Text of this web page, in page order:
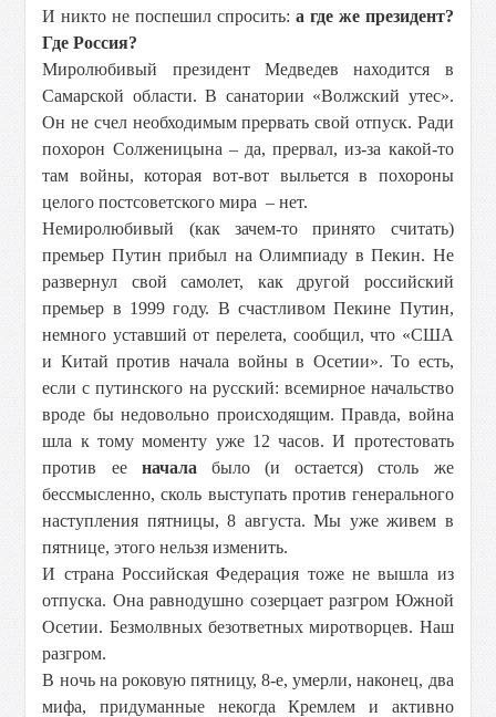
И никто не поспешил спросить: а где же президент?
Где Россия?
Миролюбивый президент Медведев находится в
Самарской области. В санатории «Волжский утес».
Он не счел необходимым прервать свой отпуск. Ради
похорон Солженицына – да, прервал, из-за какой-то
там войны, которая вот-вот выльется в похороны
целого постсоветского мира – нет.
Немиролюбивый (как зачем-то принято считать)
премьер Путин прибыл на Олимпиаду в Пекин. Не
развернул свой самолет, как другой российский
премьер в 1999 году. В счастливом Пекине Путин,
немного уставший от перелета, сообщил, что «США
и Китай против начала войны в Осетии». То есть,
если с путинского на русский: всемирное начальство
вроде бы недовольно происходящим. Правда, война
шла к тому моменту уже 12 часов. И протестовать
против ее начала было (и остается) столь же
бессмысленно, сколь выступать против генерального
наступления пятницы, 8 августа. Мы уже живем в
пятнице, этого нельзя изменить.
И страна Российская Федерация тоже не вышла из
отпуска. Она равнодушно созерцает разгром Южной
Осетии. Безмолвных безответных миротворцев. Наш
разгром.
В ночь на роковую пятницу, 8-е, умерли, наконец, два
мифа, придуманные некогда Кремлем и активно